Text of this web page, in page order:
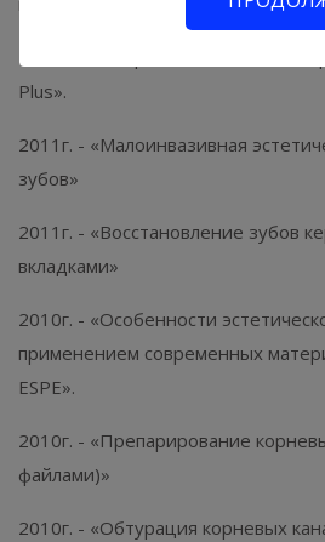
2011г. - «Непрямые композитные
Plus».
2011г. - «Малоинвазивная
зубов»
2011г. - «Восстановление зубов
вкладками»
2010г. - «Особенности
применением современных
ESPE».
2010г. - «Препарирование
файлами)»
2010г. - «Обтурация корневых